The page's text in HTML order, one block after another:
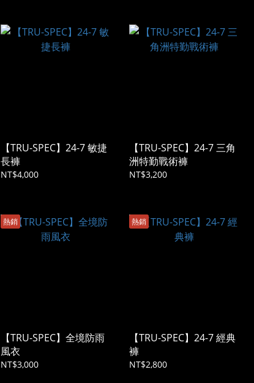
【TRU-SPEC】24-7 敏捷
長褲
NT$4,000
【TRU-SPEC】24-7 三角
洲特勤戰術褲
NT$3,200
熱銷
【TRU-SPEC】全境防雨
風衣
NT$3,000
熱銷
【TRU-SPEC】24-7 經典
褲
NT$2,800